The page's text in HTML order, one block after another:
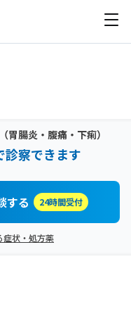
胃腸炎・腹痛・下痢）
診察できます
する 24時間受付
症状・処方薬